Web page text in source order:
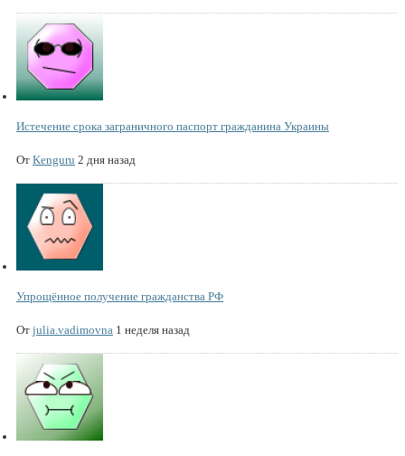
Истечение срока заграничного паспорт гражданина Украины
От Kenguru 2 дня назад
Упрощённое получение гражданства РФ
От julia.vadimovna 1 неделя назад